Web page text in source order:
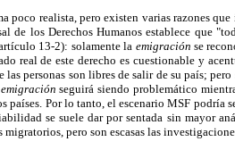
poco realista, pero existen varias razones
de los Derechos Humanos establece que
13-2): solamente la emigración se
real de este derecho es cuestionable y
personas son libres de salir de su país;
emigración seguirá siendo problemático
Por lo tanto, el escenario MSF podría
se suele dar por sentada sin mayor
pero son escasas las